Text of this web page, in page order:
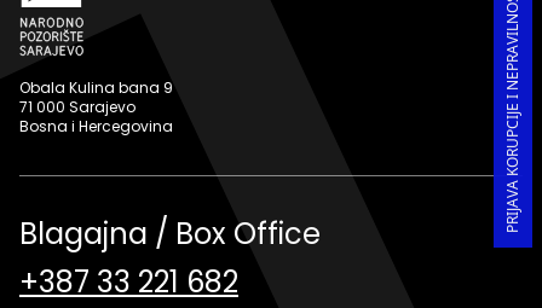
PRIJAVA KORUPCIJE I NEPRAVILNOSTI U RADU
Obala Kulina bana 9
71 000 Sarajevo
Bosna i Hercegovina
Blagajna / Box Office
+387 33 221 682